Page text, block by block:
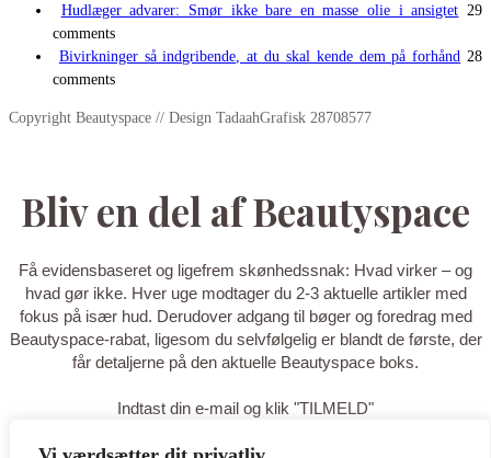
Hudlæger advarer: Smør ikke bare en masse olie i ansigtet 29
comments
Bivirkninger så indgribende, at du skal kende dem på forhånd 28
comments
Copyright Beautyspace // Design TadaahGrafisk 28708577
Bliv en del af Beautyspace
Få evidensbaseret og ligefrem skønhedssnak: Hvad virker – og
hvad gør ikke. Hver uge modtager du 2-3 aktuelle artikler med
fokus på især hud. Derudover adgang til bøger og foredrag med
Beautyspace-rabat, ligesom du selvfølgelig er blandt de første, der
får detaljerne på den aktuelle Beautyspace boks.
Indtast din e-mail og klik "TILMELD"